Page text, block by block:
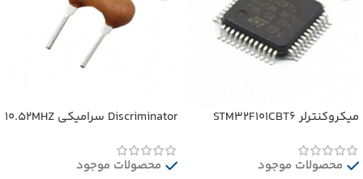
میکروکنترلر STM32F101CBT6
محصولات موجود
Discriminator سرامیکی 10.52MHZ
محصولات موجود